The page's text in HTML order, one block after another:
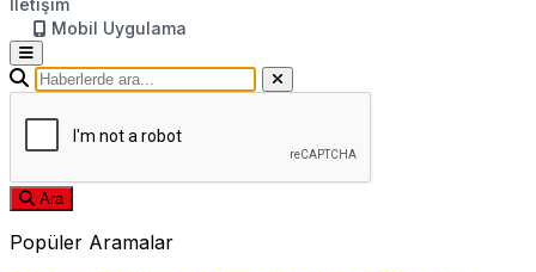
İletişim
Mobil Uygulama
Ara
Popüler Aramalar